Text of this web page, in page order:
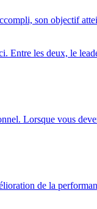
son objectif
Entre les deux, le
Lorsque vous
de la